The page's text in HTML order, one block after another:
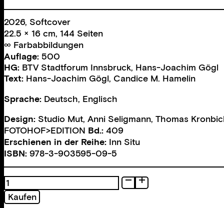
2026, Softcover
22.5 × 16 cm, 144 Seiten
∞ Farbabbildungen
Auflage: 500
HG: BTV Stadtforum Innsbruck, Hans-Joachim Gögl
Text: Hans-Joachim Gögl, Candice M. Hamelin
Sprache: Deutsch, Englisch
Design: Studio Mut, Anni Seligmann, Thomas
FOTOHOF>EDITION Bd.: 409
Erschienen in der Reihe: Inn Situ
ISBN: 978-3-903595-09-5
ABOVE
THE
RIVER
Kaufen